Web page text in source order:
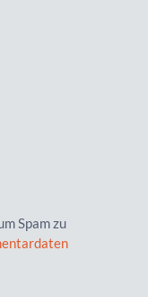
Spam zu